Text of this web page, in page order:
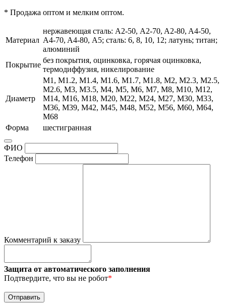
* Продажа оптом и мелким оптом.
Материал
нержавеющая сталь: А2-50, A2-70, A2-80, A4-50,
A4-70, A4-80, А5; сталь: 6, 8, 10, 12; латунь; титан;
алюминий
Покрытие
без покрытия, оцинковка, горячая оцинковка,
термодиффузия, никелирование
Диаметр
М1, М1.2, М1.4, М1.6, М1.7, М1.8, М2, М2.3, М2.5,
М2.6, М3, М3.5, М4, М5, М6, М7, М8, М10, М12,
М14, М16, М18, М20, М22, М24, М27, М30, М33,
М36, М39, М42, М45, М48, М52, М56, М60, М64,
М68
Форма
шестигранная
ФИО
Телефон
Комментарий к заказу
Защита от автоматического заполнения
Подтвердите, что вы не робот*